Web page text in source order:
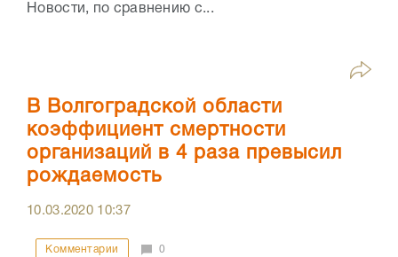
Новости, по сравнению с...
В Волгоградской области
коэффициент смертности
организаций в 4 раза превысил
рождаемость
10.03.2020 10:37
Комментарии 0